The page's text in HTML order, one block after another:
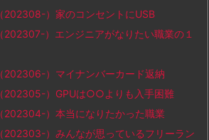
）家のコンセントにUSB
）エンジニアがなりたい職業の１
）マイナンバーカード返納
）GPUは○○よりも入手困難
）本当になりたかった職業
）みんなが思っているフリーラン